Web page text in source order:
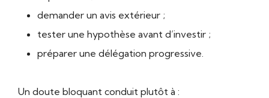
demander un avis extérieur ;
tester une hypothèse avant d’investir ;
préparer une délégation progressive.
Un doute bloquant conduit plutôt à :